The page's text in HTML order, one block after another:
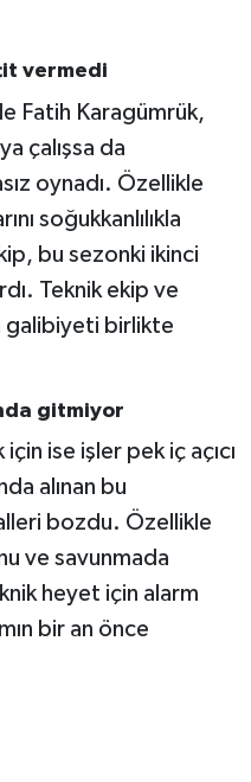
vermedi
Fatih Karagümrük,
çalışsa da
oynadı. Özellikle
soğukkanlılıkla
bu sezonki ikinci
Teknik ekip ve
galibiyeti birlikte
gitmiyor
ise işler pek iç açıcı
alınan bu
bozdu. Özellikle
ve savunmada
heyet için alarm
bir an önce